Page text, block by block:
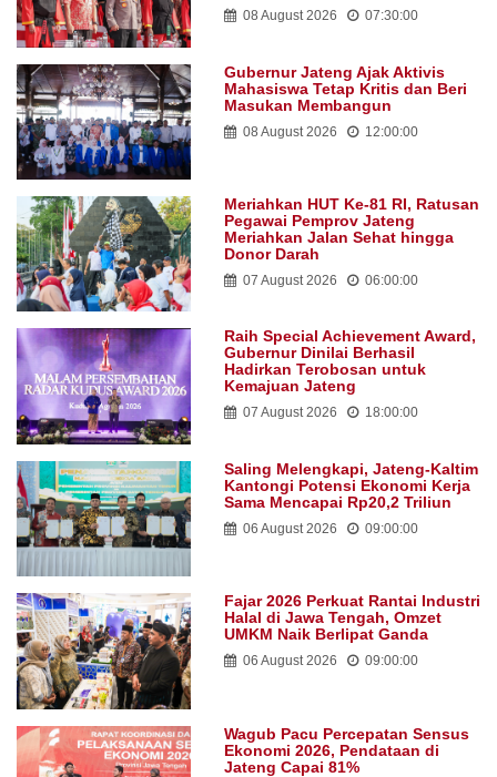
08 August 2026 07:30:00
Gubernur Jateng Ajak Aktivis
Mahasiswa Tetap Kritis dan Beri
Masukan Membangun
08 August 2026 12:00:00
Meriahkan HUT Ke-81 RI, Ratusan
Pegawai Pemprov Jateng
Meriahkan Jalan Sehat hingga
Donor Darah
07 August 2026 06:00:00
Raih Special Achievement Award,
Gubernur Dinilai Berhasil
Hadirkan Terobosan untuk
Kemajuan Jateng
07 August 2026 18:00:00
Saling Melengkapi, Jateng-Kaltim
Kantongi Potensi Ekonomi Kerja
Sama Mencapai Rp20,2 Triliun
06 August 2026 09:00:00
Fajar 2026 Perkuat Rantai Industri
Halal di Jawa Tengah, Omzet
UMKM Naik Berlipat Ganda
06 August 2026 09:00:00
Wagub Pacu Percepatan Sensus
Ekonomi 2026, Pendataan di
Jateng Capai 81%